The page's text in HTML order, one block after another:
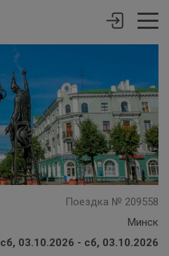
Поездка № 209558
Минск
сб, 03.10.2026 - сб, 03.10.2026